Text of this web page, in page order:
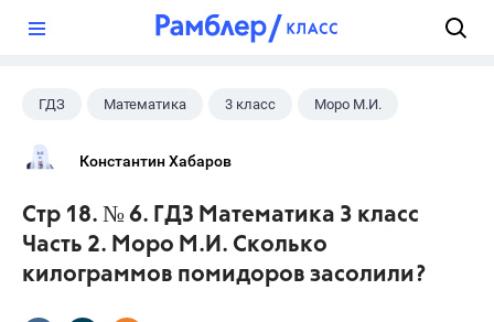
ГДЗ Математика 3 класс Моро М.И.
Константин Хабаров
Стр 18. № 6. ГДЗ Математика 3 класс
Часть 2. Моро М.И. Сколько
килограммов помидоров засолили?